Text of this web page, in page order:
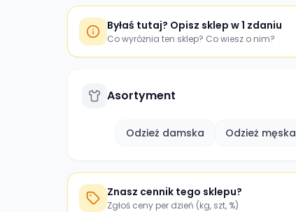
Byłaś tutaj? Opisz sklep w 1 zdaniu
Co wyróżnia ten sklep? Co wiesz o nim?
Asortyment
Odzież damska Odzież męska
Znasz cennik tego sklepu?
Zgłoś ceny per dzień (kg, szt, %)